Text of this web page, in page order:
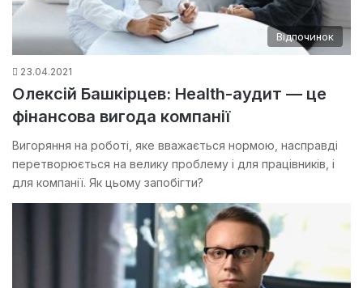
Відпочинок
23.04.2021
Олексій Башкірцев: Health-аудит — це
фінансова вигода компанії
Вигоряння на роботі, яке вважається нормою, насправді
перетворюється на велику проблему і для працівників, і
для компанії. Як цьому запобігти?